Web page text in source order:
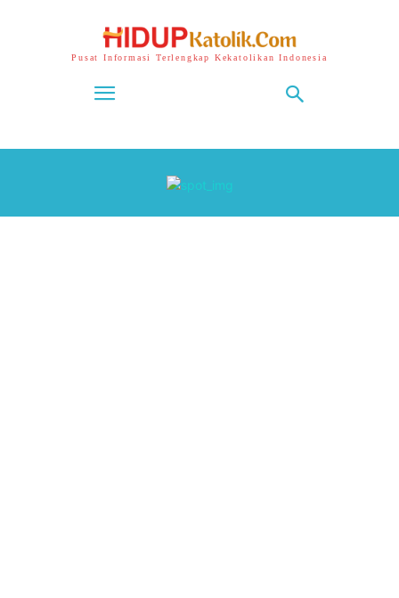
Pusat Informasi Terlengkap Kekatolikan Indonesia